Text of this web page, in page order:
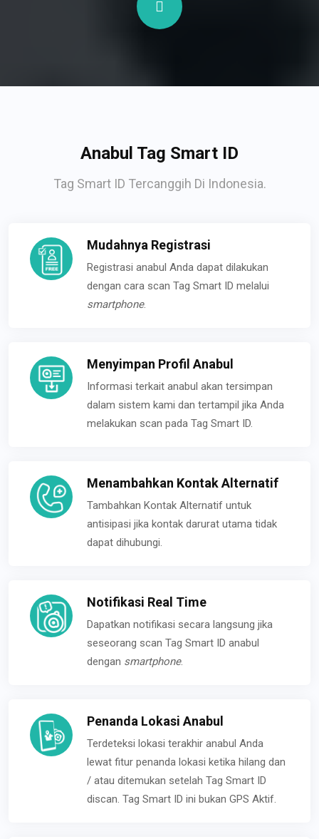
Anabul Tag Smart ID
Tag Smart ID Tercanggih Di Indonesia.
Mudahnya Registrasi
Registrasi anabul Anda dapat dilakukan
dengan cara scan Tag Smart ID melalui
smartphone.
Menyimpan Profil Anabul
Informasi terkait anabul akan tersimpan
dalam sistem kami dan tertampil jika Anda
melakukan scan pada Tag Smart ID.
Menambahkan Kontak Alternatif
Tambahkan Kontak Alternatif untuk
antisipasi jika kontak darurat utama tidak
dapat dihubungi.
Notifikasi Real Time
Dapatkan notifikasi secara langsung jika
seseorang scan Tag Smart ID anabul
dengan smartphone.
Penanda Lokasi Anabul
Terdeteksi lokasi terakhir anabul Anda
lewat fitur penanda lokasi ketika hilang dan
/ atau ditemukan setelah Tag Smart ID
discan. Tag Smart ID ini bukan GPS Aktif.